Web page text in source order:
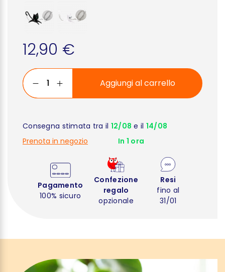
12,90 €
Aggiungi al carrello
Consegna stimata tra il 12/08 e il 14/08
Prenota in negozio
In 1 ora
Pagamento
100% sicuro
Confezione
regalo
opzionale
Resi
fino al
31/01